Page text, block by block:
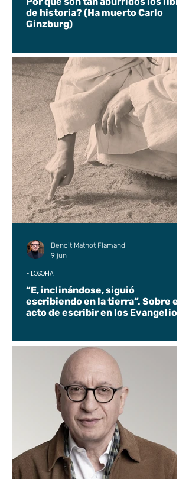
de historia? (Ha muerto Carlo
Ginzburg)
“E, inclinándose, siguió
escribiendo en la tierra”. Sobre el
acto de escribir en los Evangelios.
FILOSOFÍA
Benoit Mathot Flamand
9 jun